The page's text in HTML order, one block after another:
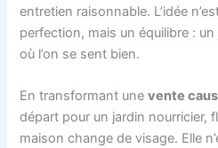
entretien raisonnable. L’idée
perfection, mais un équilibre :
où l’on se sent bien.
En transformant unevente
départ pour un jardin nourricier,
maison change de visage. Elle